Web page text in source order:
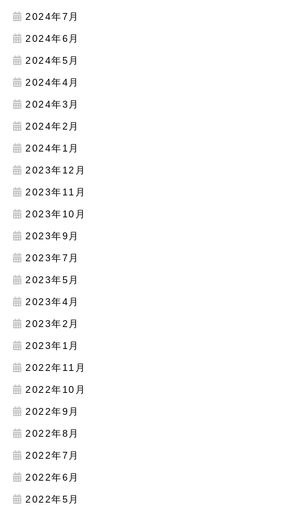
2024年7月
2024年6月
2024年5月
2024年4月
2024年3月
2024年2月
2024年1月
2023年12月
2023年11月
2023年10月
2023年9月
2023年7月
2023年5月
2023年4月
2023年2月
2023年1月
2022年11月
2022年10月
2022年9月
2022年8月
2022年7月
2022年6月
2022年5月